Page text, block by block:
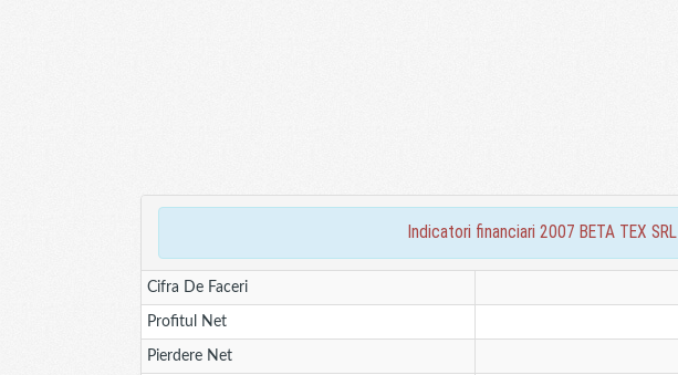
indicatori financiari 2007 BETA TEX SRL
Cifra De Faceri
Profitul Net
Pierdere Net